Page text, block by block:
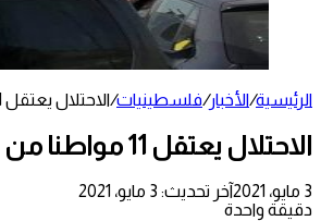
الرئيسية/الأخبار/فلسطينيات/الاحتلال يعتقل 11 مواطنا من نابلس ويشدّد من اجراءاته على حاجز زعترة
الاحتلال يعتقل 11 مواطنا من نابلس ويشدّد من اجراءاته على حاجز زعترة
3 مايو، 2021
آخر تحديث: 3 مايو، 2021
دقيقة واحدة